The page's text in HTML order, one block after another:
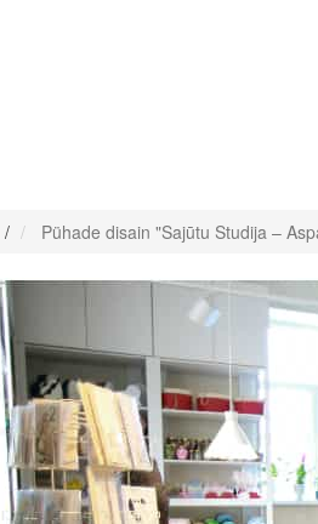
/ Pühade disain "Sajūtu Studija –